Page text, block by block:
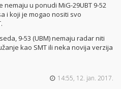
nemaju u ponudi MiG-29UBT 9-52
i koji je mogao nositi svo
9-53 (UBM) nemaju radar niti
kao SMT ili neka novija verzija
14:55, 12. jan. 2017.